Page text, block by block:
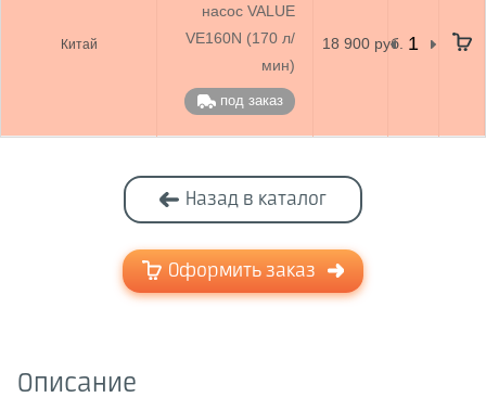
Китай
насос VALUE
VE160N (170 л/
мин)
под заказ
18 900 руб.
Назад в каталог
Оформить заказ
Описание